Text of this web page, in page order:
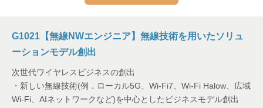
G1021【無線NWエンジニア】無線技術を用いたソリュ
ーションモデル創出
次世代ワイヤレスビジネスの創出
・新しい無線技術(例．ローカル5G、Wi-Fi7、Wi-Fi Halow、広域
Wi-Fi、AIネットワークなど)を中心としたビジネスモデル創出